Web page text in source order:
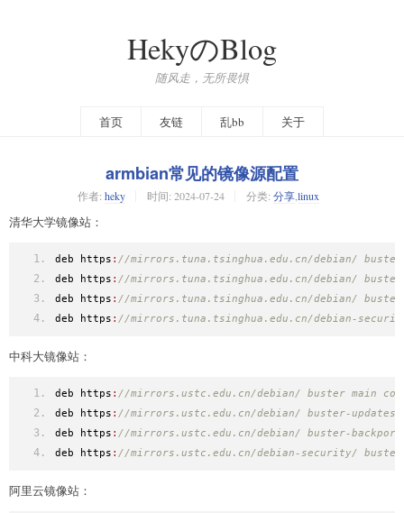
HekyのBlog
随风走，无所畏惧
首页 友链 乱bb 关于
armbian常见的镜像源配置
作者: heky 时间: 2024-07-24 分类: 分享linux
清华大学镜像站：
deb https : //mirrors.tuna.tsinghua.edu.cn/debian/
deb https : //mirrors.tuna.tsinghua.edu.cn/debian/
deb https : //mirrors.tuna.tsinghua.edu.cn/debian/
deb https : //mirrors.tuna.tsinghua.edu.cn/debian-
中科大镜像站：
deb https : //mirrors.ustc.edu.cn/debian/ buster main
deb https : //mirrors.ustc.edu.cn/debian/ buster-updates
deb https : //mirrors.ustc.edu.cn/debian/ buster-
deb https : //mirrors.ustc.edu.cn/debian-security/
阿里云镜像站：